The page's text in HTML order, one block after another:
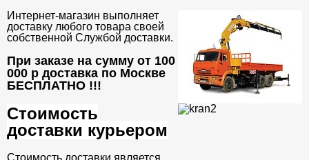
Интернет-магазин выполняет
доставку любого товара своей
собственной Службой доставки.
При заказе на сумму от 100
000 р доставка по Москве
БЕСПЛАТНО !!!
Стоимость
доставки курьером
Стоимость доставки является